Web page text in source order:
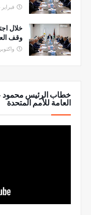
فبراير 25, 2026
خلال
وقف
واكتوبر 10, 2025
العامة للأمم المتحدة